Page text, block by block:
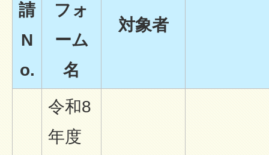
請
N
o.
フォ
ーム
名
対象者
令和8
年度